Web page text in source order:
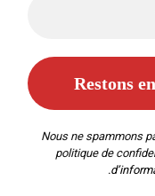
Nous ne spammons
politique de